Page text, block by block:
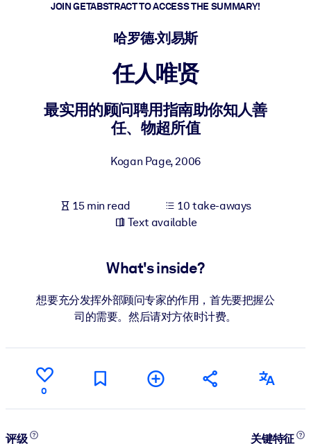
Build a healthier, more resilient workforce.
For LMS/LXP
Bring bite-sized, verified knowledge into your LMS/LXP for
For Corporate Libraries
knowledge.
JOIN GETABSTRACT TO ACCESS THE SUMMARY!
哈罗德·刘易斯
任人唯贤
最实用的顾问聘用指南助你知人善
任、物超所值
Kogan Page,2006
15 min read
10 take-aways
Text available
What's inside?
想要充分发挥外部顾问专家的作用，首先要把握公
司的需要。然后请对方依时计费。
0
评级
关键特征